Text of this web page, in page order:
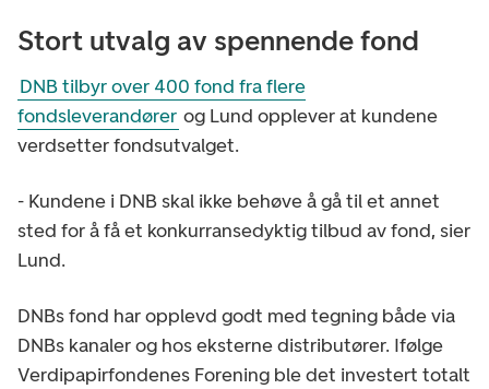
Stort utvalg av spennende fond
DNB tilbyr over 400 fond fra flere
fondsleverandører og Lund opplever at kundene
verdsetter fondsutvalget.
- Kundene i DNB skal ikke behøve å gå til et annet
sted for å få et konkurransedyktig tilbud av fond, sier
Lund.
DNBs fond har opplevd godt med tegning både via
DNBs kanaler og hos eksterne distributører. Ifølge
Verdipapirfondenes Forening ble det investert totalt